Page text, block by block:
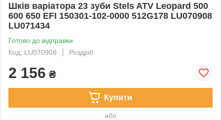
Шків варіатора 23 зуби Stels ATV Leopard 500
600 650 EFI 150301-102-0000 512G178 LU070908
LU071434
Готово до відправки
Код: LU070908
Роздріб
2 156 ₴
Купити
або